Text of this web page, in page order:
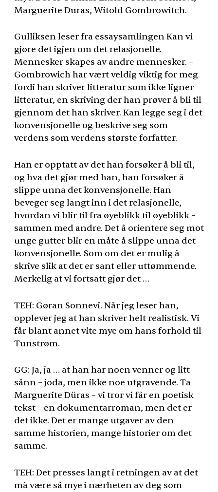
Marguerite Duras, Witold Gombrowitch.
Gulliksen leser fra essaysamlingen Kan vi
gjøre det igjen om det relasjonelle.
Mennesker skapes av andre mennesker. –
Gombrowich har vært veldig viktig for meg
fordi han skriver litteratur som ikke ligner
litteratur, en skriving der han prøver å bli til
gjennom det han skriver. Kan legge seg i det
konvensjonelle og beskrive seg som
verdens som verdens største forfatter.
Han er opptatt av det han forsøker å bli til,
og hva det gjør med han, han forsøker å
slippe unna det konvensjonelle. Han
beveger seg langt inn i det relasjonelle,
hvordan vi blir til fra øyeblikk til øyeblikk –
sammen med andre. Det å orientere seg mot
unge gutter blir en måte å slippe unna det
konvensjonelle. Som om det er mulig å
skrive slik at det er sant eller uttømmende.
Merkelig at vi fortsatt gjør det …
TEH: Gøran Sonnevi. Når jeg leser han,
opplever jeg at han skriver helt realistisk. Vi
får blant annet vite mye om hans forhold til
Tunstrøm.
GG: Ja, ja … at han har noen venner og litt
sånn – joda, men ikke noe utgravende. Ta
Marguerite Düras – vi tror vi får en poetisk
tekst – en dokumentarroman, men det er
det ikke. Det er mange utgaver av den
samme historien, mange historier om det
samme.
TEH: Det presses langt i retningen av at det
må være så mye i nærheten av deg som